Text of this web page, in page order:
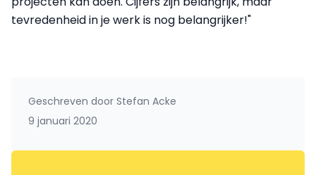
tevredenheid in je werk is nog belangrijker!"
Geschreven door Stefan Acke
9 januari 2020